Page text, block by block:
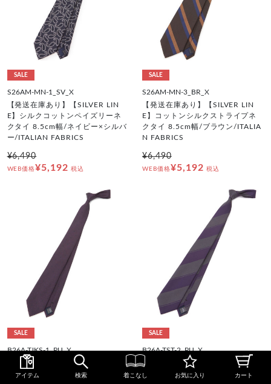
SALE
S26AM-MN-1_SV_X
【発送在庫あり】【SILVER LIN
E】シルクコットンペイズリーネ
クタイ 8.5cm幅/ネイビー×シルバ
ー/ITALIAN FABRICS
¥6,490
WEB価格¥5,192 税込
SALE
S26AM-MN-3_BR_X
【発送在庫あり】【SILVER LIN
E】コットンシルクストライプネ
クタイ 8.5cm幅/ブラウン/ITALIA
N FABRICS
¥6,490
WEB価格¥5,192 税込
SALE
B26A-TJKS-1_PU_X
【BLACK LINE】シルクブレンド
ドットネクタイ 7.5cm幅/パープ
SALE
B26A-TST-2_PU_X
【BLACK LINE】シルクブレンド
ストライプネクタイ 7.5cm幅/パ
アイテム 検索 着こなし お気に入り カート